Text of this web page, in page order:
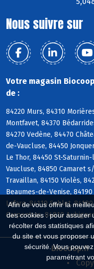
Afin de vous offrir la
des cookies : pour assurer
récolter des statistiques
du site et vous proposer
sécurité. Vous
paramétrant
Nous suivre sur
Votre magasin
de :
84220 Murs, 84310
Montfavet, 84370
84270 Vedène, 84470
de-Vaucluse, 84450
Le Thor, 84450 St-
Vaucluse, 84850 Camaret
Travaillan, 84150 Violès,
Beaumes-de-Venise,
Lafare, 84110 Sablet,
Carpentras, 84810
Biocoop.fr